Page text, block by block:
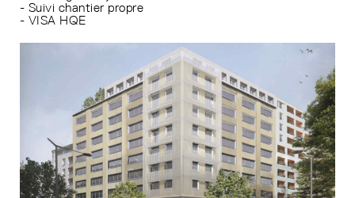
- Suivi chantier propre
- VISA HQE